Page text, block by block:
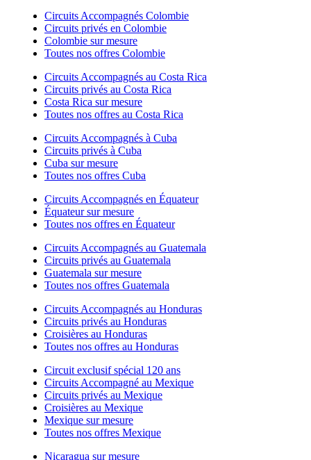
Circuits Accompagnés Colombie
Circuits privés en Colombie
Colombie sur mesure
Toutes nos offres Colombie
Circuits Accompagnés au Costa Rica
Circuits privés au Costa Rica
Costa Rica sur mesure
Toutes nos offres au Costa Rica
Circuits Accompagnés à Cuba
Circuits privés à Cuba
Cuba sur mesure
Toutes nos offres Cuba
Circuits Accompagnés en Équateur
Équateur sur mesure
Toutes nos offres en Équateur
Circuits Accompagnés au Guatemala
Circuits privés au Guatemala
Guatemala sur mesure
Toutes nos offres Guatemala
Circuits Accompagnés au Honduras
Circuits privés au Honduras
Croisières au Honduras
Toutes nos offres au Honduras
Circuit exclusif spécial 120 ans
Circuits Accompagné au Mexique
Circuits privés au Mexique
Croisières au Mexique
Mexique sur mesure
Toutes nos offres Mexique
Nicaragua sur mesure